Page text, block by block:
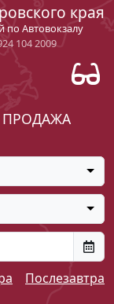
края
по Автовокзалу
104 2009
ПРОДАЖА
Послезавтра